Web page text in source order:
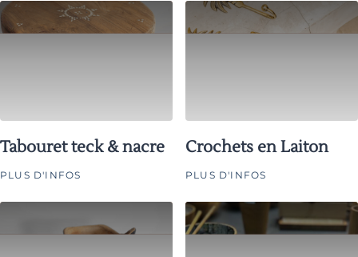
Tabouret teck & nacre
PLUS D'INFOS
Crochets en Laiton
PLUS D'INFOS